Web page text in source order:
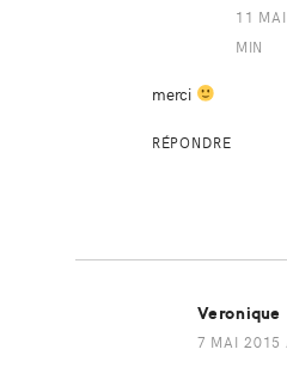
11
MIN
merci
RÉPONDRE
Veronique
7 MAI 2015